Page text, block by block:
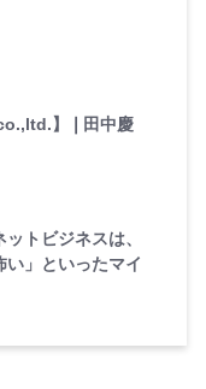
】❘田中慶
トビジネスは、
い」といったマイ